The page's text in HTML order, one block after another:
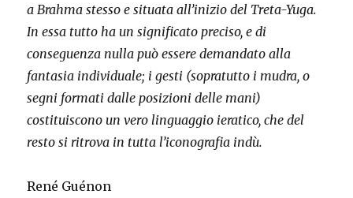
a Brahma stesso e situata all’inizio del Treta-Yuga.
In essa tutto ha un significato preciso, e di
conseguenza nulla può essere demandato alla
fantasia individuale; i gesti (sopratutto i mudra, o
segni formati dalle posizioni delle mani)
costituiscono un vero linguaggio ieratico, che del
resto si ritrova in tutta l’iconografia indù.
René Guénon